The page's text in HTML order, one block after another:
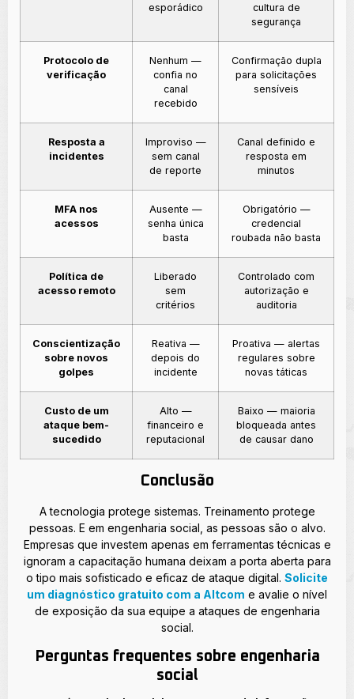
esporádico
cultura de
segurança
Protocolo de
verificação
Nenhum —
confia no
canal
recebido
Confirmação dupla
para solicitações
sensíveis
Resposta a
incidentes
Improviso —
sem canal
de reporte
Canal definido e
resposta em
minutos
MFA nos
acessos
Ausente —
senha única
basta
Obrigatório —
credencial
roubada não basta
Política de
acesso remoto
Liberado
sem
critérios
Controlado com
autorização e
auditoria
Conscientização
sobre novos
golpes
Reativa —
depois do
incidente
Proativa — alertas
regulares sobre
novas táticas
Custo de um
ataque bem-
sucedido
Alto —
financeiro e
reputacional
Baixo — maioria
bloqueada antes
de causar dano
Conclusão
A tecnologia protege sistemas. Treinamento protege
pessoas. E em engenharia social, as pessoas são o alvo.
Empresas que investem apenas em ferramentas técnicas e
ignoram a capacitação humana deixam a porta aberta para
o tipo mais sofisticado e eficaz de ataque digital. Solicite
um diagnóstico gratuito com a Altcom e avalie o nível
de exposição da sua equipe a ataques de engenharia
social.
Perguntas frequentes sobre engenharia
social